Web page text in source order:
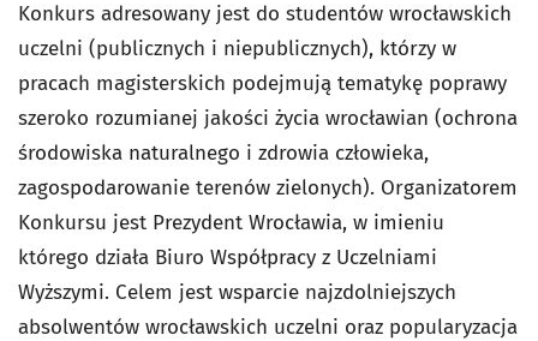
Konkurs adresowany jest do studentów wrocławskich
uczelni (publicznych i niepublicznych), którzy w
pracach magisterskich podejmują tematykę poprawy
szeroko rozumianej jakości życia wrocławian (ochrona
środowiska naturalnego i zdrowia człowieka,
zagospodarowanie terenów zielonych). Organizatorem
Konkursu jest Prezydent Wrocławia, w imieniu
którego działa Biuro Współpracy z Uczelniami
Wyższymi. Celem jest wsparcie najzdolniejszych
absolwentów wrocławskich uczelni oraz popularyzacja